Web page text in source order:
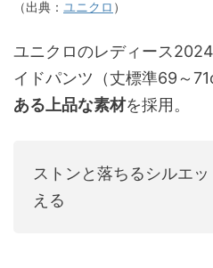
（出典： ユニクロ ）
ユニクロのレディース
イドパンツ（丈標準69～
ある上品な素材を採用。
ストンと落ちるシルエ
える